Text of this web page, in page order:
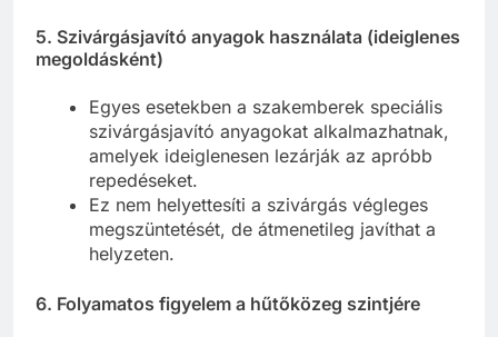
5. Szivárgásjavító anyagok használata (ideiglenes
megoldásként)
Egyes esetekben a szakemberek speciális
szivárgásjavító anyagokat alkalmazhatnak,
amelyek ideiglenesen lezárják az apróbb
repedéseket.
Ez nem helyettesíti a szivárgás végleges
megszüntetését, de átmenetileg javíthat a
helyzeten.
6. Folyamatos figyelem a hűtőközeg szintjére